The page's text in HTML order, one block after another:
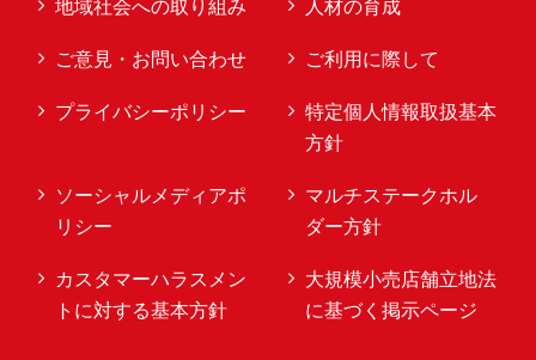
地域社会への取り組み 人材の育成
ご意見・お問い合わせ ご利用に際して
プライバシーポリシー
特定個人情報取扱基本
方針
ソーシャルメディアポ
リシー
マルチステークホル
ダー方針
カスタマーハラスメン
トに対する基本方針
大規模小売店舗立地法
に基づく掲示ページ